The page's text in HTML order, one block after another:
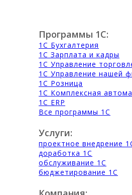
Программы 1С:
1С Бухгалтерия
1С Зарплата и кадры
1С Управление
1С Управление нашей
1С Розница
1С Комплексная
1С ERP
Все программы 1С
Услуги:
проектное внедрение
доработка 1С
обслуживание 1С
бюджетирование 1С